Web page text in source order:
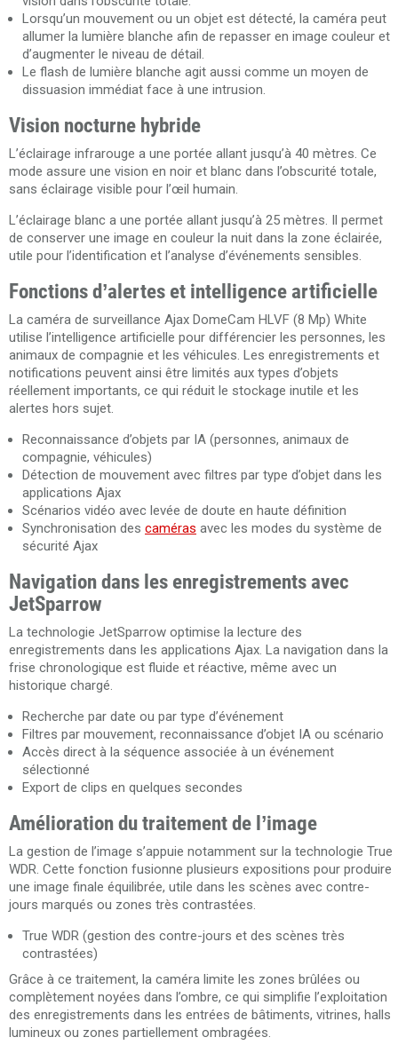
Lorsqu’un mouvement ou un objet est détecté, la caméra peut
allumer la lumière blanche afin de repasser en image couleur et
d’augmenter le niveau de détail.
Le flash de lumière blanche agit aussi comme un moyen de
dissuasion immédiat face à une intrusion.
Vision nocturne hybride
L’éclairage infrarouge a une portée allant jusqu’à 40 mètres. Ce
mode assure une vision en noir et blanc dans l’obscurité totale,
sans éclairage visible pour l’œil humain.
L’éclairage blanc a une portée allant jusqu’à 25 mètres. Il permet
de conserver une image en couleur la nuit dans la zone éclairée,
utile pour l’identification et l’analyse d’événements sensibles.
Fonctions d’alertes et intelligence artificielle
La caméra de surveillance Ajax DomeCam HLVF (8 Mp) White
utilise l’intelligence artificielle pour différencier les personnes, les
animaux de compagnie et les véhicules. Les enregistrements et
notifications peuvent ainsi être limités aux types d’objets
réellement importants, ce qui réduit le stockage inutile et les
alertes hors sujet.
Reconnaissance d’objets par IA (personnes, animaux de
compagnie, véhicules)
Détection de mouvement avec filtres par type d’objet dans les
applications Ajax
Scénarios vidéo avec levée de doute en haute définition
Synchronisation des caméras avec les modes du système de
sécurité Ajax
Navigation dans les enregistrements avec
JetSparrow
La technologie JetSparrow optimise la lecture des
enregistrements dans les applications Ajax. La navigation dans la
frise chronologique est fluide et réactive, même avec un
historique chargé.
Recherche par date ou par type d’événement
Filtres par mouvement, reconnaissance d’objet IA ou scénario
Accès direct à la séquence associée à un événement
sélectionné
Export de clips en quelques secondes
Amélioration du traitement de l’image
La gestion de l’image s’appuie notamment sur la technologie True
WDR. Cette fonction fusionne plusieurs expositions pour produire
une image finale équilibrée, utile dans les scènes avec contre-
jours marqués ou zones très contrastées.
True WDR (gestion des contre-jours et des scènes très
contrastées)
Grâce à ce traitement, la caméra limite les zones brûlées ou
complètement noyées dans l’ombre, ce qui simplifie l’exploitation
des enregistrements dans les entrées de bâtiments, vitrines, halls
lumineux ou zones partiellement ombragées.